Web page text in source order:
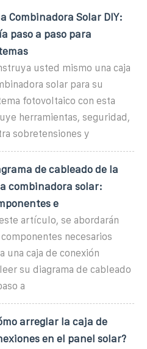
Combinadora Solar DIY:
paso a paso para
usted mismo una caja
solar para su
fotovoltaico con esta
herramientas, seguridad,
sobretensiones y
de cableado de la
combinadora solar:
e
este artículo, se abordarán
componentes necesarios
una caja de conexión
su diagrama de cableado
a
arreglar la caja de
en el panel solar?